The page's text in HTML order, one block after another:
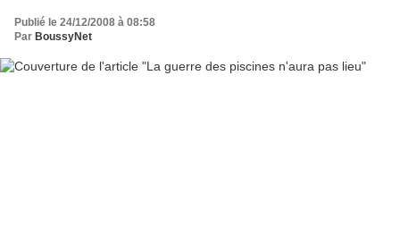
Publié le 24/12/2008 à 08:58
Par BoussyNet